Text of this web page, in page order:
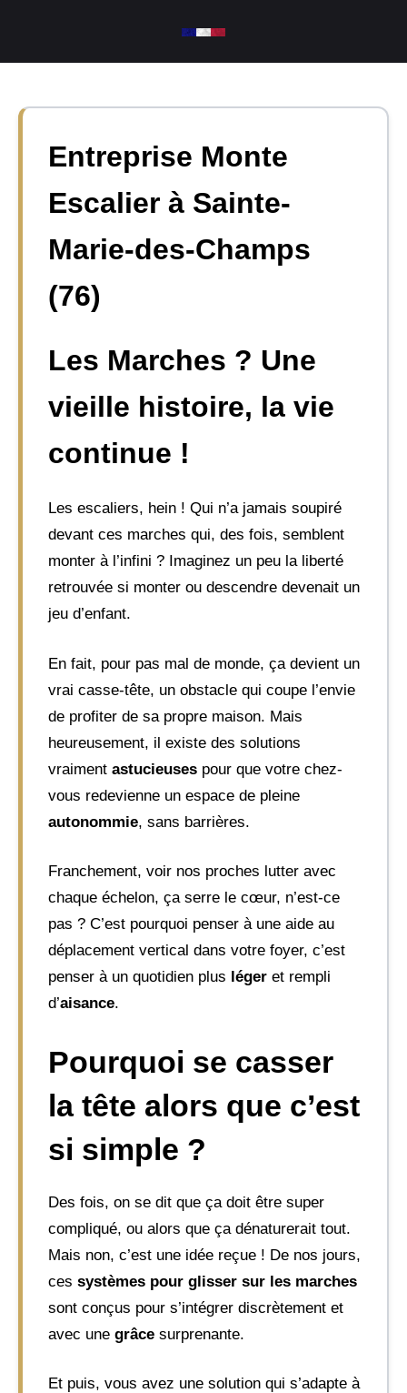
contenu
Entreprise Monte
Escalier à Sainte-
Marie-des-Champs
(76)
Les Marches ? Une
vieille histoire, la vie
continue !
Les escaliers, hein ! Qui n’a jamais soupiré
devant ces marches qui, des fois, semblent
monter à l’infini ? Imaginez un peu la liberté
retrouvée si monter ou descendre devenait un
jeu d’enfant.
En fait, pour pas mal de monde, ça devient un
vrai casse-tête, un obstacle qui coupe l’envie
de profiter de sa propre maison. Mais
heureusement, il existe des solutions
vraiment astucieuses pour que votre chez-
vous redevienne un espace de pleine
autonommie, sans barrières.
Franchement, voir nos proches lutter avec
chaque échelon, ça serre le cœur, n’est-ce
pas ? C’est pourquoi penser à une aide au
déplacement vertical dans votre foyer, c’est
penser à un quotidien plus léger et rempli
d’aisance.
Pourquoi se casser
la tête alors que c’est
si simple ?
Des fois, on se dit que ça doit être super
compliqué, ou alors que ça dénaturerait tout.
Mais non, c’est une idée reçue ! De nos jours,
ces systèmes pour glisser sur les marches
sont conçus pour s’intégrer discrètement et
avec une grâce surprenante.
Et puis, vous avez une solution qui s’adapte à